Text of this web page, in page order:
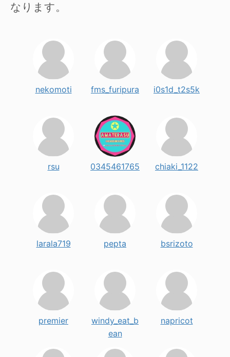
なります。
nekomoti fms_furipura i0s1d_t2s5k
rsu 0345461765 chiaki_1122
larala719 pepta bsrizoto
premier
windy_eat_b
ean
napricot